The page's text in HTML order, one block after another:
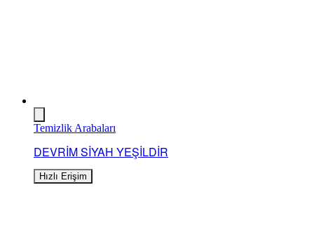
Temizlik Arabaları
DEVRİM SİYAH YEŞİLDİR
Hızlı Erişim